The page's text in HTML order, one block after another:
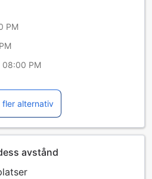
PM
08:00 PM
fler alternativ
avstånd